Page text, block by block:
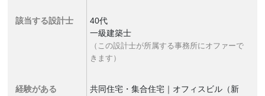
該当する設計士
40代
一級建築士
（この設計士が所属する事務所にオファーで
きます）
経験がある
共同住宅・集合住宅｜オフィスビル（新